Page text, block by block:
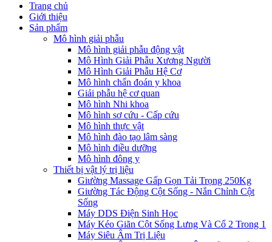
Trang chủ
Giới thiệu
Sản phẩm
Mô hình giải phẫu
Mô hình giải phẫu động vật
Mô Hình Giải Phẫu Xương Người
Mô Hình Giải Phẫu Hệ Cơ
Mô hình chẩn đoán y khoa
Giải phẫu hệ cơ quan
Mô hình Nhi khoa
Mô hình sơ cứu - Cấp cứu
Mô hình thực vật
Mô hình đào tạo lâm sàng
Mô hình điều dưỡng
Mô hình đông y
Thiết bị vật lý trị liệu
Giường Massage Gấp Gọn Tải Trọng 250Kg
Giường Tác Động Cột Sống - Nắn Chỉnh Cột
Sống
Máy DDS Điện Sinh Học
Máy Kéo Giãn Cột Sống Lưng Và Cổ 2 Trong 1
Máy Siêu Âm Trị Liệu